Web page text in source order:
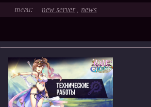
new server , news